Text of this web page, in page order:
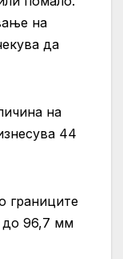
на
да
на
44
границите
96,7 мм